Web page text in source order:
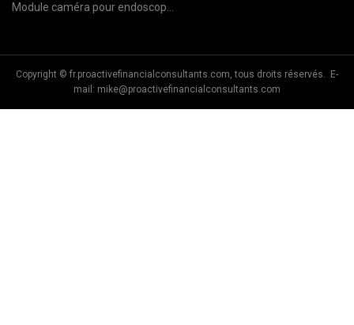
Module caméra pour endoscope
Copyright © fr.proactivefinancialconsultants.com, tous droits réservés. E-
mail: mike@proactivefinancialconsultants.com